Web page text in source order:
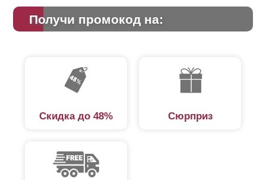
Получи промокод на:
Скидка до 48% Сюрприз